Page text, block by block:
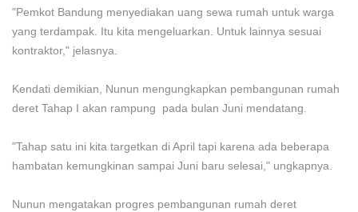
"Pemkot Bandung menyediakan uang sewa rumah untuk warga
yang terdampak. Itu kita mengeluarkan. Untuk lainnya sesuai
kontraktor," jelasnya.
Kendati demikian, Nunun mengungkapkan pembangunan rumah
deret Tahap I akan rampung pada bulan Juni mendatang.
"Tahap satu ini kita targetkan di April tapi karena ada beberapa
hambatan kemungkinan sampai Juni baru selesai," ungkapnya.
Nunun mengatakan progres pembangunan rumah deret